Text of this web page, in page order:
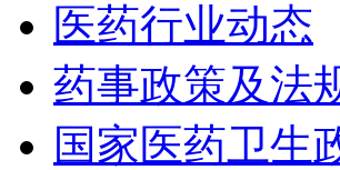
医药行业动态
药事政策及法
国家医药卫生